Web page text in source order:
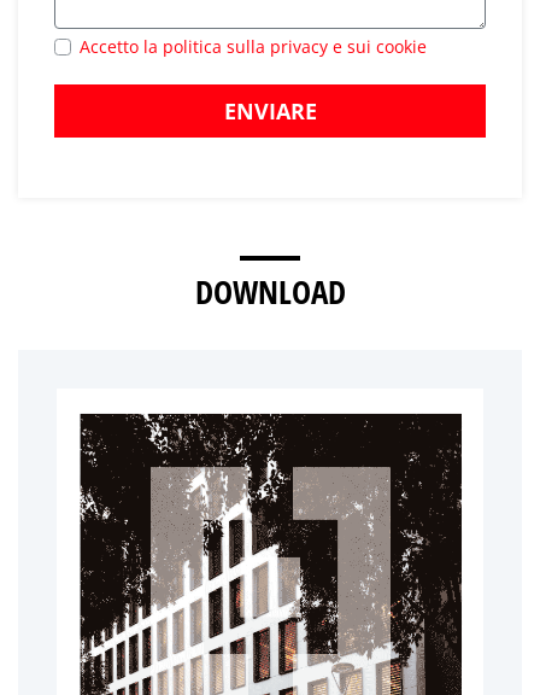
Accetto la politica sulla privacy e sui cookie
ENVIARE
DOWNLOAD